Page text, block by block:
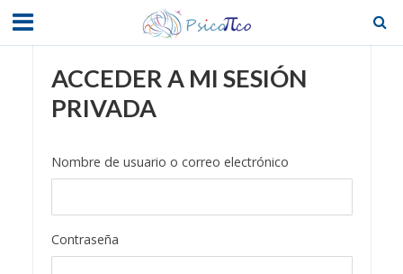
ACCEDER A MI SESIÓN
PRIVADA
Nombre de usuario o correo electrónico
Contraseña